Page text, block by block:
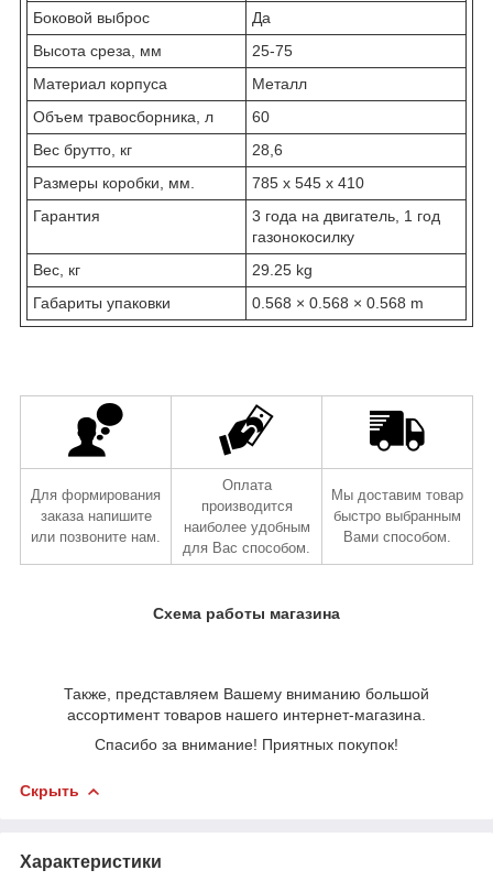
Боковой выброс
Да
Высота среза, мм
25-75
Материал корпуса
Металл
Объем травосборника, л
60
Вес брутто, кг
28,6
Размеры коробки, мм.
785 х 545 х 410
Гарантия
3 года на двигатель, 1 год
газонокосилку
Вес, кг
29.25 kg
Габариты упаковки
0.568 × 0.568 × 0.568 m
Для формирования
заказа напишите
или позвоните нам.
Оплата
производится
наиболее удобным
для Вас способом.
Мы доставим товар
быстро выбранным
Вами способом.
Схема работы магазина
Также, представляем Вашему вниманию большой
ассортимент товаров нашего интернет-магазина.
Спасибо за внимание! Приятных покупок!
Скрыть
Характеристики